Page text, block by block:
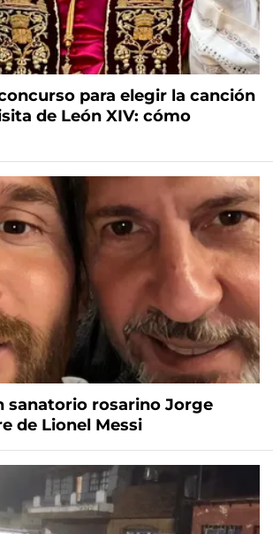
para elegir la canción
de León XIV: cómo
sanatorio rosarino Jorge
de Lionel Messi